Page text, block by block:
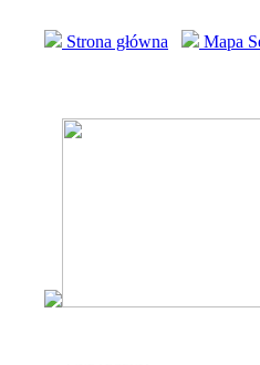
Strona główna Mapa